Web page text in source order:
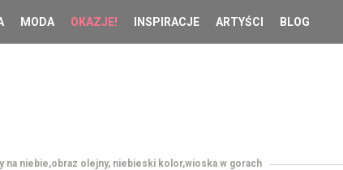
MODA OKAZJE! INSPIRACJE ARTYŚCI BLOG
na niebie,obraz olejny, niebieski kolor,wioska w gorach